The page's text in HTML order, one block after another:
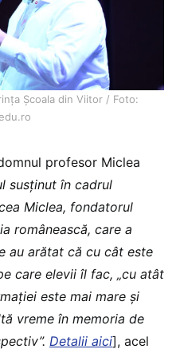
Școala din Viitor / Foto:
profesor Miclea
susținut în cadrul
Miclea, fondatorul
românească, care a
au arătat că cu cât este
care elevii îl fac, „cu atât
este mai mare și
vreme în memoria de
Detalii aici], acel